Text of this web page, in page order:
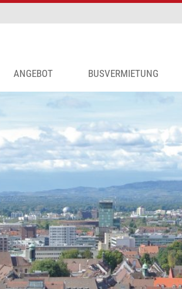
ANGEBOT
ADVENT UND WEIHNACHTSMÄRKTE
BADEFERIEN
MESSEN
RUNDREISEN
SPORTREISEN
TAGESFAHRTEN
AKTUELLER KATALOG
BUSVERMIETUNG